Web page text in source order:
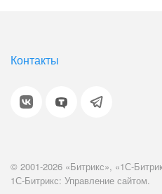
Контакты
© 2001-2026 «Битрикс», «1С-
1С-Битрикс: Управление сайтом.